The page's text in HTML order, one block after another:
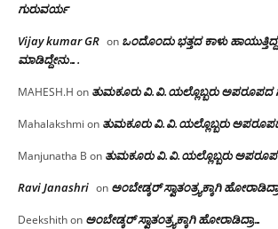
ಗುರುವರ್ಯ
Vijay kumar GR on ಒಂದೊಂದು ಭತ್ತದ ಕಾಳು
ಮಾಡಿದ್ದೇನು….
MAHESH.H on ತುಮಕೂರು‌ ವಿ.ವಿ.ಯಲ್ಲೊಬ್ಬರು ಅಪರೂಪದ
Mahalakshmi on ತುಮಕೂರು‌ ವಿ.ವಿ.ಯಲ್ಲೊಬ್ಬರು
Manjunatha B on ತುಮಕೂರು‌ ವಿ.ವಿ.ಯಲ್ಲೊಬ್ಬರು
Ravi Janashri on ಅಂಬೇಡ್ಕರ್ ಸ್ವಾತಂತ್ರ್ಯಕ್ಕಾಗಿ
Deekshithon ಅಂಬೇಡ್ಕರ್ ಸ್ವಾತಂತ್ರ್ಯಕ್ಕಾಗಿ ಹೋರಾಡಿದ್ರಾ…